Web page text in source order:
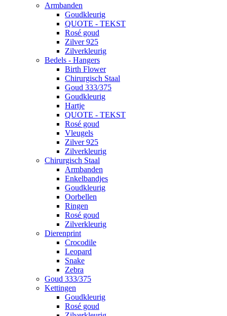
Armbanden
Goudkleurig
QUOTE - TEKST
Rosé goud
Zilver 925
Zilverkleurig
Bedels - Hangers
Birth Flower
Chirurgisch Staal
Goud 333/375
Goudkleurig
Hartje
QUOTE - TEKST
Rosé goud
Vleugels
Zilver 925
Zilverkleurig
Chirurgisch Staal
Armbanden
Enkelbandjes
Goudkleurig
Oorbellen
Ringen
Rosé goud
Zilverkleurig
Dierenprint
Crocodile
Leopard
Snake
Zebra
Goud 333/375
Kettingen
Goudkleurig
Rosé goud